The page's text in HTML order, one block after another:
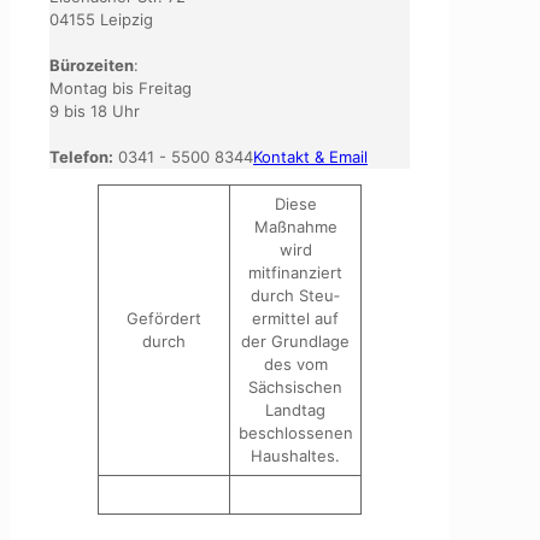
04155 Leipzig
Bürozeiten:
Montag bis Freitag
9 bis 18 Uhr
Telefon: 0341 - 5500 8344Kontakt & Email
Gefördert
durch
Diese
Maßnahme
wird
mitfinanziert
durch Steu­
ermittel auf
der Grundlage
des vom
Sächsischen
Landtag
beschlossenen
Haushaltes.